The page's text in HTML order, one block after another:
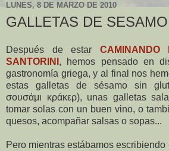
LUNES, 8 DE MARZO DE 2010
GALLETAS DE
Después de estar
SANTORINI , hemos pensado en
gastronomía griega, y al final nos
estas galletas de sésamo sin
σουσάμι κράκερ), unas galletas
tomar solas con un buen vino, o
quesos, acompañar salsas o sopas...
Pero mientras estábamos